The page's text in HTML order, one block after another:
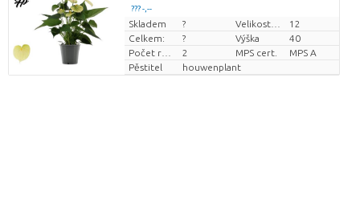
??? -,--
Cena za kus
Skladem ?
12
Celkem:
? Výška
40
Počet rostlin/hrnce
2 MPS cert.
MPS A
Pěstitel
houwenplant